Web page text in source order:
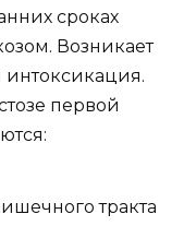
сроках
Возникает
первой
тракта